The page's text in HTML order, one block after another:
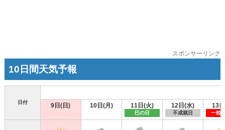
スポンサーリンク
10日間天気予報
日付 9日(日) 10日(月) 11日(火)
巳の日
12日(水)
不成就日
13
一粒